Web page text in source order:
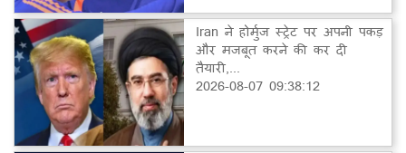
Iran ने होर्मुज स्ट्रेट पर अपनी पकड़
और मजबूत करने की कर दी
तैयारी,...
2026-08-07 09:38:12